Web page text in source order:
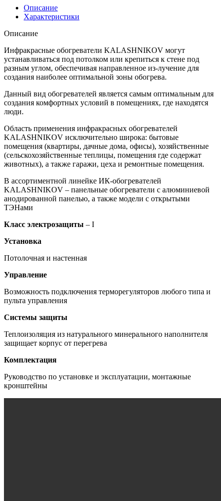
Описание
Характеристики
Описание
Инфракрасные обогреватели KALASHNIKOV могут
устанавливаться под потолком или крепиться к стене под
разным углом, обеспечивая направленное из-лучение для
создания наиболее оптимальной зоны обогрева.
Данный вид обогревателей является самым оптимальным для
создания комфортных условий в помещениях, где находятся
люди.
Область применения инфракрасных обогревателей
KALASHNIKOV исключительно широка: бытовые
помещения (квартиры, дачные дома, офисы), хозяйственные
(сельскохозяйственные теплицы, помещения где содержат
животных), а также гаражи, цеха и ремонтные помещения.
В ассортиментной линейке ИК-обогревателей
KALASHNIKOV – панельные обогреватели с алюминиевой
анодированной панелью, а также модели с открытыми
ТЭНами
Класс электрозащиты – I
Установка
Потолочная и настенная
Управление
Возможность подключения терморегуляторов любого типа и
пульта управления
Системы защиты
Теплоизоляция из натурального минерального наполнителя
защищает корпус от перегрева
Комплектация
Руководство по установке и эксплуатации, монтажные
кронштейны